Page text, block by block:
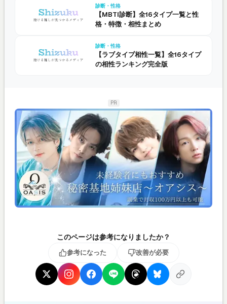
診断・性格
【MBTI診断】全16タイプ一覧と性
格・特徴・相性まとめ
診断・性格
【ラブタイプ相性一覧】全16タイプ
の相性ランキング完全版
PR
このページは参考になりましたか？
参考になった 改善が必要